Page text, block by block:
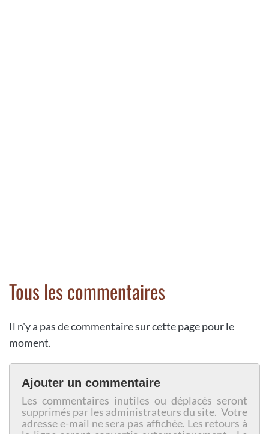
Tous les commentaires
Il n'y a pas de commentaire sur cette page pour le
moment.
Ajouter un commentaire
Les commentaires inutiles ou déplacés seront
supprimés par les administrateurs du site. Votre
adresse e-mail ne sera pas affichée. Les retours à